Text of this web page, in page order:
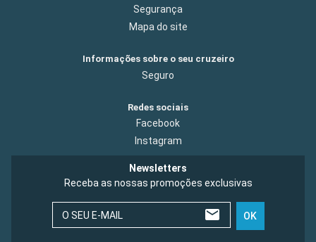
Segurança
Mapa do site
Informações sobre o seu cruzeiro
Seguro
Redes sociais
Facebook
Instagram
Newsletters
Receba as nossas promoções exclusivas
O SEU E-MAIL OK